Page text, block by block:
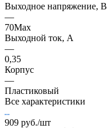
Выходное напряжение, В
—
70Max
Выходной ток, А
—
0,35
Корпус
—
Пластиковый
Все характеристики
909 руб./шт